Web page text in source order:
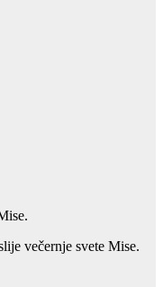
večernje svete Mise.